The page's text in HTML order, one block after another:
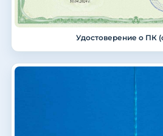
Удостоверение о ПК